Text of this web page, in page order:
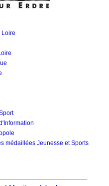
Loire
médaillées Jeunesse et Sports